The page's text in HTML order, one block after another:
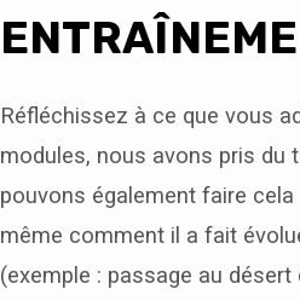
Réfléchissez à ce que vous
modules, nous avons pris du
pouvons également faire
même comment il a fait
(exemple : passage au